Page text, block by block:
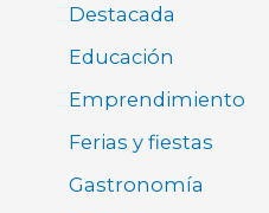
Destacada
Educación
Emprendimiento
Ferias y fiestas
Gastronomía